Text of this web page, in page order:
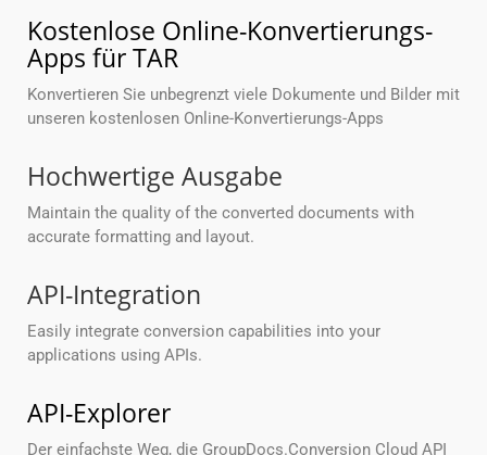
Kostenlose Online-Konvertierungs-
Apps für TAR
Konvertieren Sie unbegrenzt viele Dokumente und Bilder mit
unseren kostenlosen Online-Konvertierungs-Apps
Hochwertige Ausgabe
Maintain the quality of the converted documents with
accurate formatting and layout.
API-Integration
Easily integrate conversion capabilities into your
applications using APIs.
API-Explorer
Der einfachste Weg, die GroupDocs.Conversion Cloud API